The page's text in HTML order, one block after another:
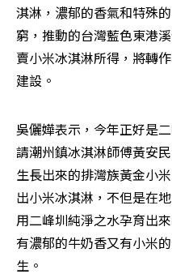
淇淋，濃郁的香氣和特殊
窮，推動的台灣藍色東港
賣小米冰淇淋所得，將轉
建設。
吳儷嬅表示，今年正好是
請潮州鎮冰淇淋師傅黃安
生長出來的排灣族黃金小
出小米冰淇淋，不但是在
用二峰圳純淨之水孕育出
有濃郁的牛奶香又有小米
生。